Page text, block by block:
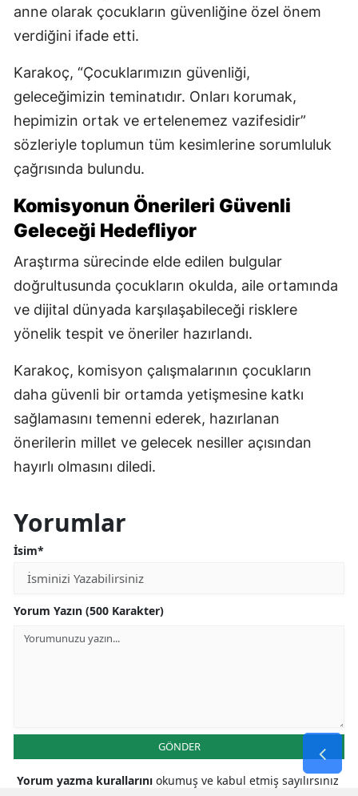
anne olarak çocukların güvenliğine özel önem
verdiğini ifade etti.
Karakoç, “Çocuklarımızın güvenliği,
geleceğimizin teminatıdır. Onları korumak,
hepimizin ortak ve ertelenemez vazifesidir”
sözleriyle toplumun tüm kesimlerine sorumluluk
çağrısında bulundu.
Komisyonun Önerileri Güvenli
Geleceği Hedefliyor
Araştırma sürecinde elde edilen bulgular
doğrultusunda çocukların okulda, aile ortamında
ve dijital dünyada karşılaşabileceği risklere
yönelik tespit ve öneriler hazırlandı.
Karakoç, komisyon çalışmalarının çocukların
daha güvenli bir ortamda yetişmesine katkı
sağlamasını temenni ederek, hazırlanan
önerilerin millet ve gelecek nesiller açısından
hayırlı olmasını diledi.
Yorumlar
İsim*
Yorum Yazın (500 Karakter)
GÖNDER
Yorum yazma kurallarını okumuş ve kabul etmiş sayılırsınız